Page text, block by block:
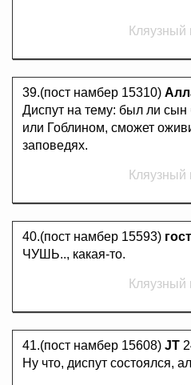
Кляузный
39.(пост намбер 15310)
Диспут на тему: был ли
или Гоблином, сможет
заповедях.
Кляузный
40.(пост намбер 15593)
ЧУШЬ.., какая-то.
Кляузный
41.(пост намбер 15608) JT
Ну что, диспут состоялся,